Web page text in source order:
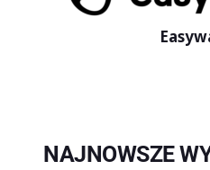
NAJNOWSZE